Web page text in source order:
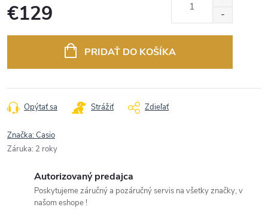
€129
PRIDAŤ DO KOŠÍKA
Opýtať sa Strážiť Zdieľať
Značka:Casio
Záruka: 2 roky
Autorizovaný predajca
Poskytujeme záručný a pozáručný servis na všetky značky, v
našom eshope !